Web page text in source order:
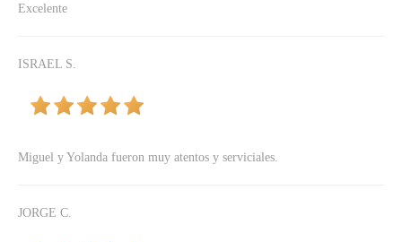
Excelente
ISRAEL S.
Miguel y Yolanda fueron muy atentos y serviciales.
JORGE C.